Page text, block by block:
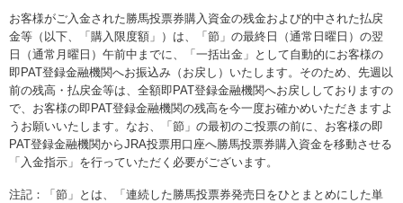
お客様がご入金された勝馬投票券購入資金の残金および的中された払戻
金等（以下、「購入限度額」）は、「節」の最終日（通常日曜日）の翌
日（通常月曜日）午前中までに、「一括出金」として自動的にお客様の
即PAT登録金融機関へお振込み（お戻し）いたします。そのため、先週以
前の残高・払戻金等は、全額即PAT登録金融機関へお戻ししておりますの
で、お客様の即PAT登録金融機関の残高を今一度お確かめいただきますよ
うお願いいたします。なお、「節」の最初のご投票の前に、お客様の即
PAT登録金融機関からJRA投票用口座へ勝馬投票券購入資金を移動させる
「入金指示」を行っていただく必要がございます。
注記：
「節」とは、「連続した勝馬投票券発売日をひとまとめにした単